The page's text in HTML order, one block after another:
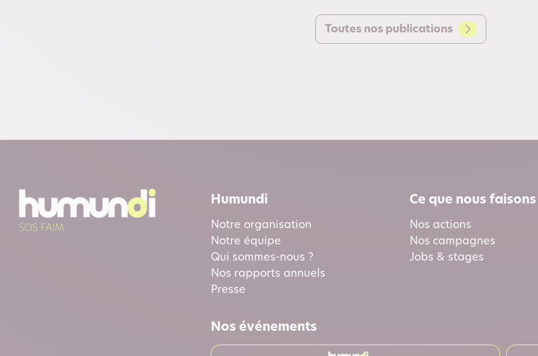
Toutes nos publications
Humundi
Notre organisation
Notre équipe
Qui sommes-nous ?
Nos rapports annuels
Presse
Ce que nous faisons
Nos actions
Nos campagnes
Jobs & stages
Nos événements